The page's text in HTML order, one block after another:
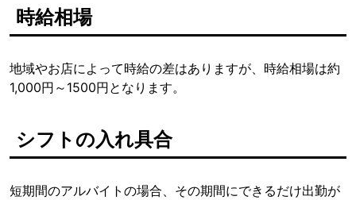
時給相場
地域やお店によって時給の差はありますが、時給相場は約
1,000円～1500円となります。
シフトの入れ具合
短期間のアルバイトの場合、その期間にできるだけ出勤が